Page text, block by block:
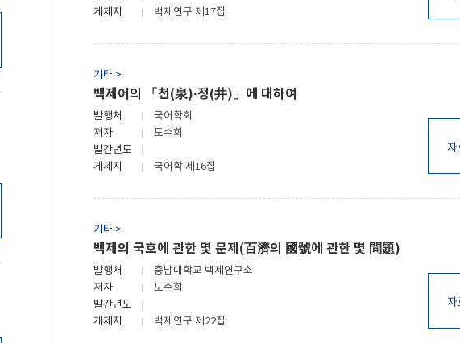
게제지
백제연구 제17집
기타 >
백제어의 「천(泉)·정(井)」에 대하여
발행처
국어학회
저자
도수희
발간년도
게제지
국어학 제16집
자
기타 >
백제의 국호에 관한 몇 문제(百濟의 國號에 관한 몇 問題)
발행처
충남대학교 백제연구소
저자
도수희
발간년도
게제지
백제연구 제22집
자